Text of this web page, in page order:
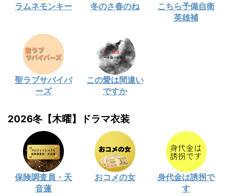
ラムネモンキー 冬のさ春のね
こちら予備自衛
英雄補
聖ラブサバイバ
ーズ
この愛は間違い
ですか
2026冬【木曜】ドラマ衣装
保険調査員・天
音蓮
おコメの女
身代金は誘拐で
す